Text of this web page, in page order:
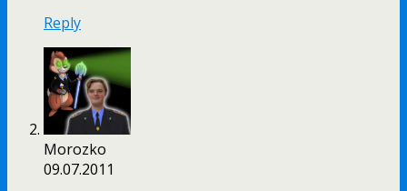
Reply
Morozko
09.07.2011